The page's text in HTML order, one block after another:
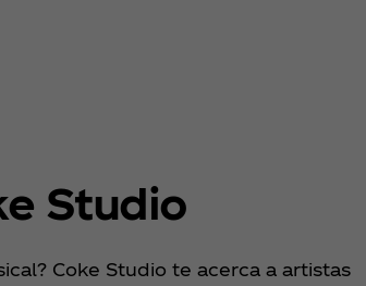
Studio
Coke Studio te acerca a artistas